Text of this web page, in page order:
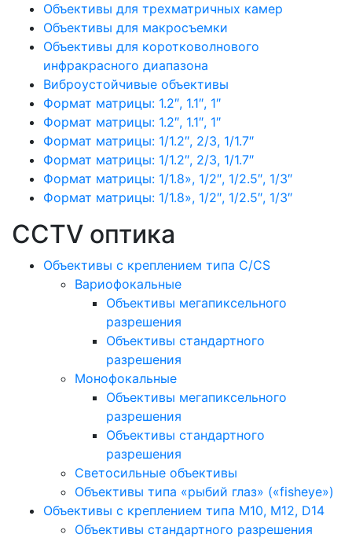
Объективы для трехматричных камер
Объективы для макросъемки
Объективы для коротковолнового
инфракрасного диапазона
Виброустойчивые объективы
Формат матрицы: 1.2″, 1.1″, 1″
Формат матрицы: 1.2″, 1.1″, 1″
Формат матрицы: 1/1.2″, 2/3, 1/1.7″
Формат матрицы: 1/1.2″, 2/3, 1/1.7″
Формат матрицы: 1/1.8», 1/2″, 1/2.5″, 1/3″
Формат матрицы: 1/1.8», 1/2″, 1/2.5″, 1/3″
CCTV оптика
Объективы с креплением типа C/CS
Вариофокальные
Объективы мегапиксельного
разрешения
Объективы стандартного
разрешения
Монофокальные
Объективы мегапиксельного
разрешения
Объективы стандартного
разрешения
Светосильные объективы
Объективы типа «рыбий глаз» («fisheye»)
Объективы с креплением типа M10, M12, D14
Объективы стандартного разрешения